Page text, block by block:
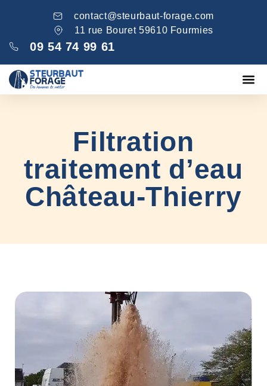
contact@steurbaut-forage.com
11 rue Bouret 59610 Fourmies
09 54 74 99 61
Filtration
traitement d’eau
Château-Thierry